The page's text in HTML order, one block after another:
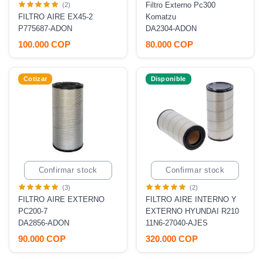
(2)
FILTRO AIRE EX45-2
P775687-ADON
100.000 COP
Filtro Externo Pc300
Komatzu
DA2304-ADON
80.000 COP
Confirmar stock
Cotizar
(3)
FILTRO AIRE EXTERNO
PC200-7
DA2856-ADON
90.000 COP
Confirmar stock
Disponible
(2)
FILTRO AIRE INTERNO Y
EXTERNO HYUNDAI R210
11N6-27040-AJES
320.000 COP